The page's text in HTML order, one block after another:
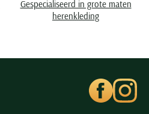
Gespecialiseerd in grote maten
herenkleding